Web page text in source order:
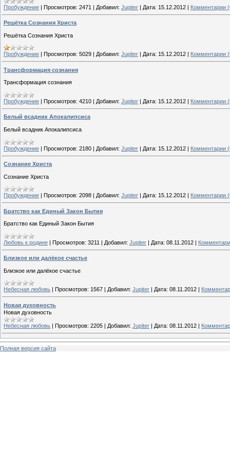
Пробуждение | Просмотров: 2471 | Добавил: Jupiter | Дата: 15.12.2012 | Комментарии
Решётка Сознания Христа
Решётка Сознания Христа
Пробуждение | Просмотров: 5029 | Добавил: Jupiter | Дата: 15.12.2012 | Комментарии
Трансформация сознания
Трансформация сознания
Пробуждение | Просмотров: 4210 | Добавил: Jupiter | Дата: 15.12.2012 | Комментарии
Белый всадник Апокалипсиса
Белый всадник Апокалипсиса
Пробуждение | Просмотров: 2180 | Добавил: Jupiter | Дата: 15.12.2012 | Комментарии
Сознание Христа
Сознание Христа
Пробуждение | Просмотров: 2098 | Добавил: Jupiter | Дата: 15.12.2012 | Комментарии
Братство как Единый Закон Бытия
Братство как Единый Закон Бытия
Любовь к родине | Просмотров: 3211 | Добавил: Jupiter | Дата: 08.11.2012 |
Близкое или далёкое счастье
Близкое или далёкое счастье
Небесная любовь Просмотров: 1567 Добавил: Jupiter Дата: 08.11.2012
Новая духовность
Новая духовность
Небесная любовь | Просмотров: 2205 | Добавил: Jupiter | Дата: 08.11.2012 |
Полная версия сайта